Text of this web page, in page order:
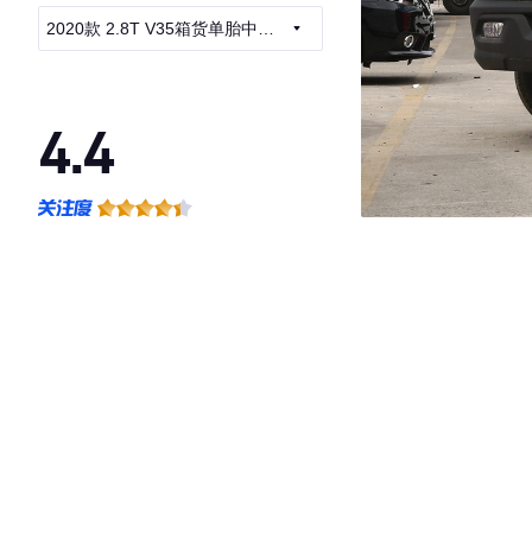
2020款 2.8T V35箱货单胎中顶3
4.4